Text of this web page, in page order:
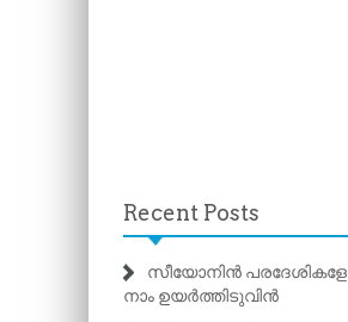
Recent Posts
സീയോനിൻ പരദേശികളേ
നാം ഉയർത്തിടുവിൻ